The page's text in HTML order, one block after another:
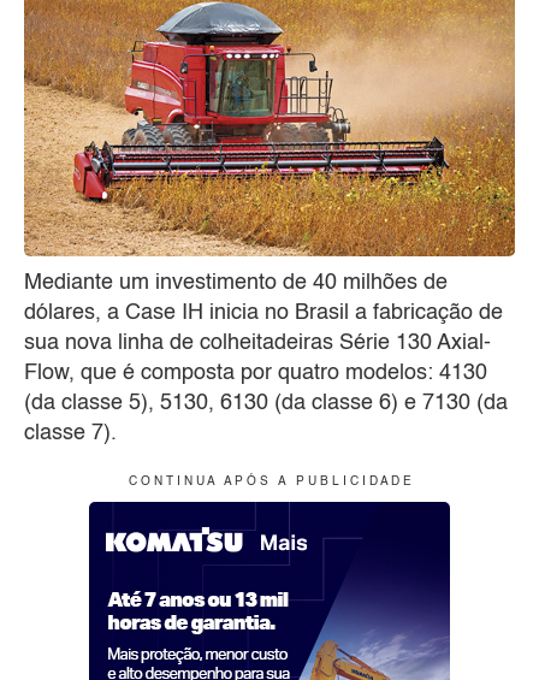
Mediante um investimento de 40 milhões de
dólares, a Case IH inicia no Brasil a fabricação de
sua nova linha de colheitadeiras Série 130 Axial-
Flow, que é composta por quatro modelos: 4130
(da classe 5), 5130, 6130 (da classe 6) e 7130 (da
classe 7).
C O N T I N U A A P Ó S A P U B L I C I D A D E